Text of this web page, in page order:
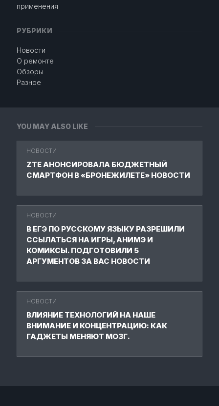
YOU MAY ALSO LIKE
НОВОСТИ
ZTE АНОНСИРОВАЛА БЮДЖЕТНЫЙ
СМАРТФОН В «БРОНЕЖИЛЕТЕ» НОВОСТИ
НОВОСТИ
В ЕГЭ ПО РУССКОМУ ЯЗЫКУ РАЗРЕШИЛИ
ССЫЛАТЬСЯ НА ИГРЫ, АНИМЭ И
КОМИКСЫ. ПОДГОТОВИЛИ 5
АРГУМЕНТОВ ЗА ВАС НОВОСТИ
НОВОСТИ
ВЛИЯНИЕ ТЕХНОЛОГИЙ НА НАШЕ
ВНИМАНИЕ И КОНЦЕНТРАЦИЮ: КАК
ГАДЖЕТЫ МЕНЯЮТ МОЗГ.
применения
РУБРИКИ
Новости
О ремонте
Обзоры
Разное